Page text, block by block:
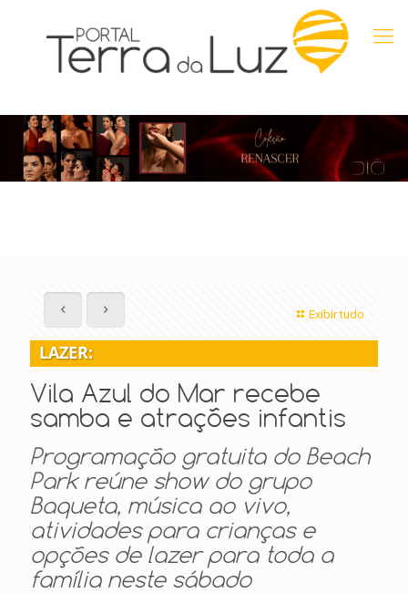
Exibir tudo
LAZER:
Vila Azul do Mar recebe
samba e atrações infantis
Programação gratuita do Beach
Park reúne show do grupo
Baqueta, música ao vivo,
atividades para crianças e
opções de lazer para toda a
família neste sábado